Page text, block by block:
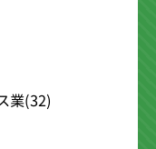
業(32)